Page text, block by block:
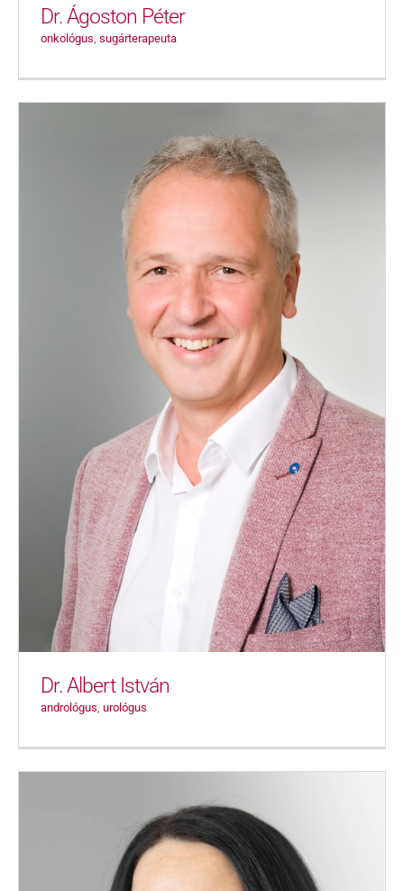
Dr. Ágoston Péter
onkológus, sugárterapeuta
Dr. Albert István
andrológus, urológus